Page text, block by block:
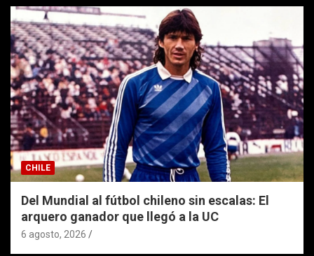
CHILE
Del Mundial al fútbol chileno sin escalas: El
arquero ganador que llegó a la UC
6 agosto, 2026